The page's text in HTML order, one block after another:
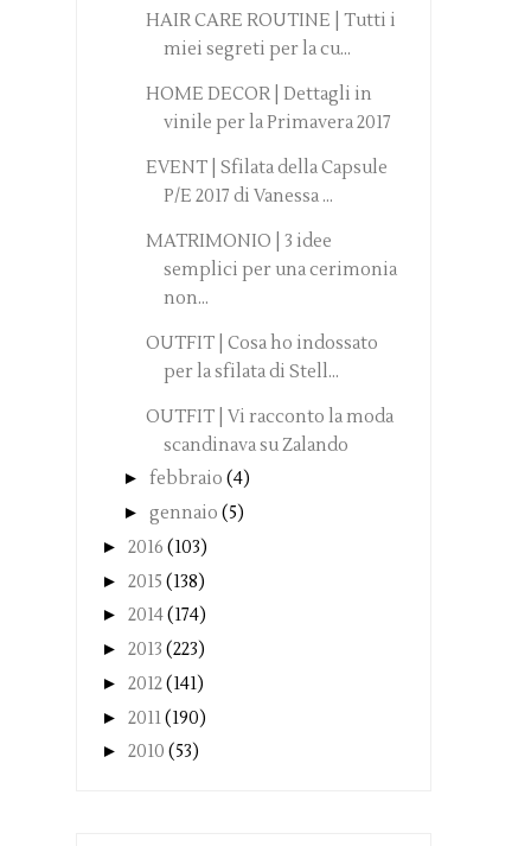
HAIR CARE ROUTINE | Tutti i
miei segreti per la cu...
HOME DECOR | Dettagli in
vinile per la Primavera 2017
EVENT | Sfilata della Capsule
P/E 2017 di Vanessa ...
MATRIMONIO | 3 idee
semplici per una cerimonia
non...
OUTFIT | Cosa ho indossato
per la sfilata di Stell...
OUTFIT | Vi racconto la moda
scandinava su Zalando
► febbraio (4)
► gennaio (5)
► 2016 (103)
► 2015 (138)
► 2014(174)
► 2013 (223)
► 2012(141)
► 2011(190)
► 2010 (53)